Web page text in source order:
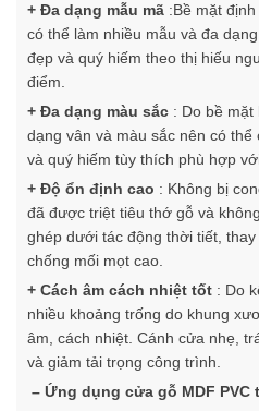
+ Đa dạng mẫu mã :Bề mặt
có thể làm nhiều mẫu và đa
đẹp và quý hiếm theo thị hiếu
điểm.
+ Đa dạng màu sắc : Do bề mặt
dạng vân và màu sắc nên có
và quý hiếm tùy thích phù hợp
+ Độ ổn định cao : Không bị
đã được triệt tiêu thớ gỗ và
ghép dưới tác động thời tiết,
chống mối mọt cao.
+ Cách âm cách nhiệt tốt : Do
nhiều khoảng trống do khung
âm, cách nhiệt. Cánh cửa nhẹ,
và giảm tải trọng công trình.
– Ứng dụng cửa gỗ MDF PVC